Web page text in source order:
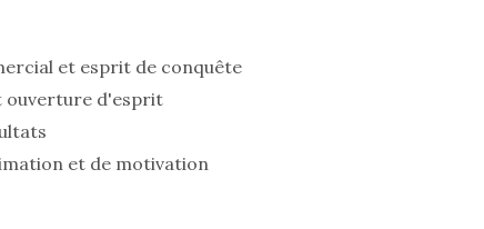
et esprit de conquête
ouverture d'esprit
et de motivation